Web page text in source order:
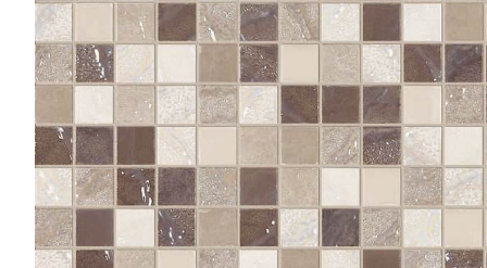
商品ペー